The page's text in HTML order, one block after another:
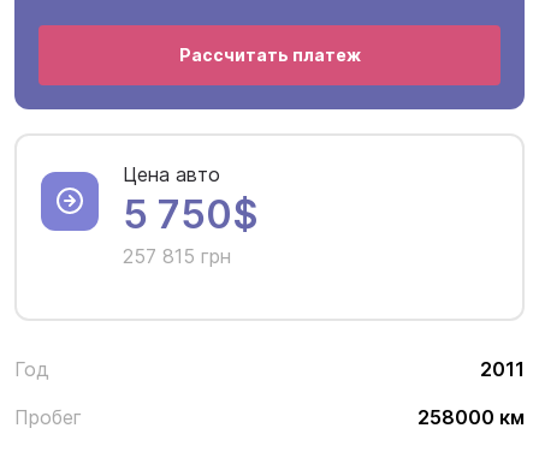
Год
2011
Пробег
258000 км
Рассчитать платеж
Цена авто
5 750$
257 815 грн